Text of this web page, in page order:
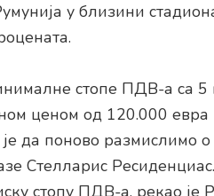
у близини
стопе ПДВ-а са 5
ценом од 120.000 евра
да поново размислимо
Стелларис